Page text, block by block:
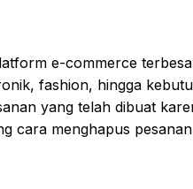
e-commerce
fashion, hingga
yang telah dibuat
cara menghapus